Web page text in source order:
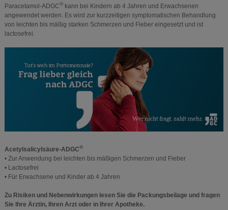
Paracetamol-ADGC®kann bei Kindern ab 4 Jahren und Erwachsenen
angewendet werden. Es wird zur kurzzeitigen symptomatischen Behandlung
von leichten bis mäßig starken Schmerzen und Fieber eingesetzt und ist
lactosefrei.
Acetylsalicylsäure-ADGC®
• Zur Anwendung bei leichten bis mäßigen Schmerzen und Fieber
• Lactosefrei
• Für Erwachsene und Kinder ab 4 Jahren
Zu Risiken und Nebenwirkungen lesen Sie die Packungsbeilage und fragen
Sie Ihre Ärztin, Ihren Arzt oder in Ihrer Apotheke.